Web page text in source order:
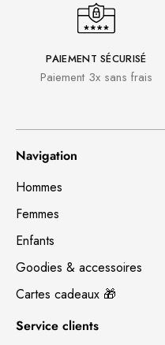
PAIEMENT SÉCURISÉ
Paiement 3x sans frais
Navigation
Hommes
Femmes
Enfants
Goodies & accessoires
Cartes cadeaux 🎁
Service clients